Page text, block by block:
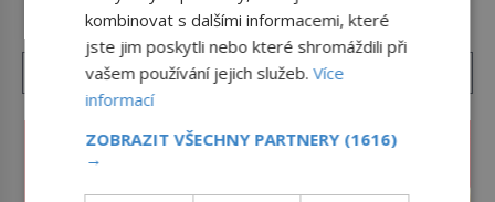
principy používají chirurgové dodnes. Úplně první
[…]
kombinovat s dalšími informacemi, které
jste jim poskytli nebo které shromáždili při
vašem používání jejich služeb.Více
informací
ZOBRAZIT VŠECHNY PARTNERY (1616)
→